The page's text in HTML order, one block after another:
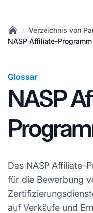
Home
/ Verzeichnis von
NASP Affiliate-Programm
Glossar
NASP
Das NASP Affiliate-
für die Bewerbung
auf Verkäufe und